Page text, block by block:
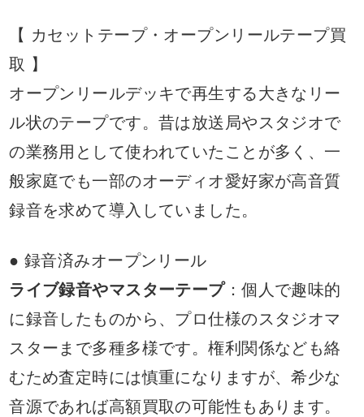
【 カセットテープ・オープンリールテープ買
取 】
オープンリールデッキで再生する大きなリー
ル状のテープです。昔は放送局やスタジオで
の業務用として使われていたことが多く、一
般家庭でも一部のオーディオ愛好家が高音質
録音を求めて導入していました。
● 録音済みオープンリール
ライブ録音やマスターテープ：個人で趣味的
に録音したものから、プロ仕様のスタジオマ
スターまで多種多様です。権利関係なども絡
むため査定時には慎重になりますが、希少な
音源であれば高額買取の可能性もあります。